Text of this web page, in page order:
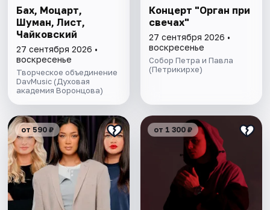
Бах, Моцарт,
Шуман, Лист,
Чайковский
27 сентября 2026 •
воскресенье
Творческое объединение
DavMusic (Духовая
академия Воронцова)
Концерт "Орган при
свечах"
27 сентября 2026 •
воскресенье
Собор Петра и Павла
(Петрикирхе)
от 590 ₽ от 1 300 ₽